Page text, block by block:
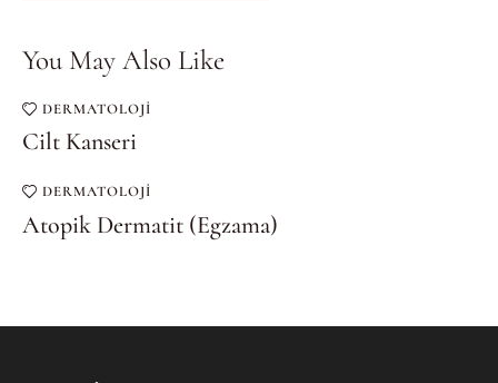
You May Also Like
DERMATOLOJI
Cilt Kanseri
DERMATOLOJI
Atopik Dermatit (Egzama)